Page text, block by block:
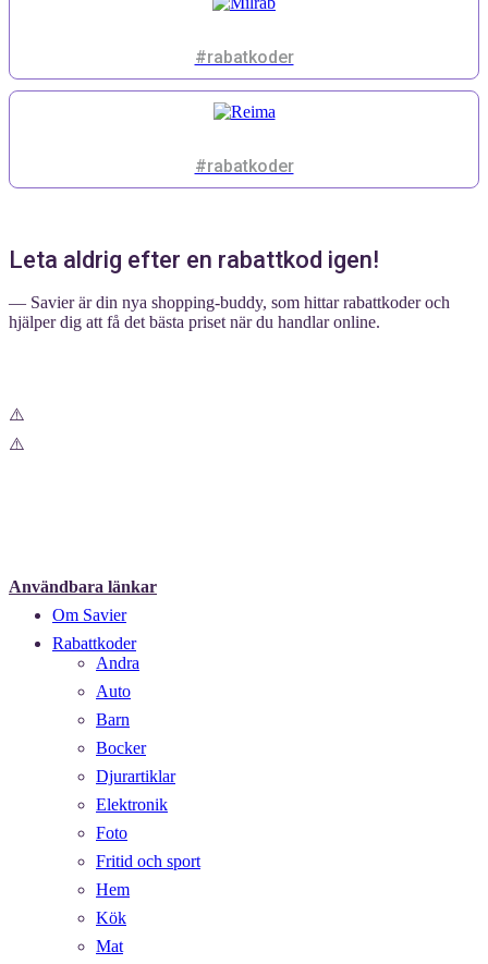
#rabatkoder
#rabatkoder
Leta aldrig efter en rabattkod igen!
— Savier är din nya shopping-buddy, som hittar rabattkoder och
hjälper dig att få det bästa priset när du handlar online.
Användbara länkar
Om Savier
Rabattkoder
Andra
Auto
Barn
Bocker
Djurartiklar
Elektronik
Foto
Fritid och sport
Hem
Kök
Mat